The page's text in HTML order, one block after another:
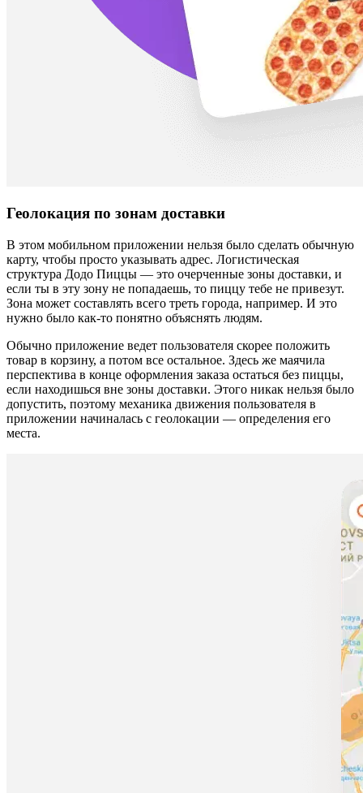
Геолокация по зонам доставки
В этом мобильном приложении нельзя было сделать обычную
карту, чтобы просто указывать адрес. Логистическая
структура Додо Пиццы — это очерченные зоны доставки, и
если ты в эту зону не попадаешь, то пиццу тебе не привезут.
Зона может составлять всего треть города, например. И это
нужно было как-то понятно объяснять людям.
Обычно приложение ведет пользователя скорее положить
товар в корзину, а потом все остальное. Здесь же маячила
перспектива в конце оформления заказа остаться без пиццы,
если находишься вне зоны доставки. Этого никак нельзя было
допустить, поэтому механика движения пользователя в
приложении начиналась с геолокации — определения его
места.